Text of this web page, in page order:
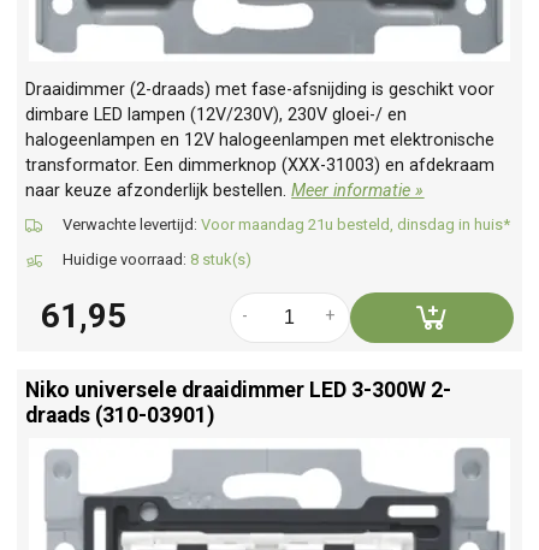
Draaidimmer (2-draads) met fase-afsnijding is geschikt voor
dimbare LED lampen (12V/230V), 230V gloei-/ en
halogeenlampen en 12V halogeenlampen met elektronische
transformator. Een dimmerknop (XXX-31003) en afdekraam
naar keuze afzonderlijk bestellen.Meer informatie »
Verwachte levertijd: Voor maandag 21u besteld, dinsdag in huis*
Huidige voorraad: 8 stuk(s)
61,95 +
-
Niko universele draaidimmer LED 3-300W 2-
draads (310-03901)